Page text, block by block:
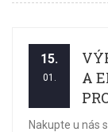
15.
01.
A
Nakupte u nás